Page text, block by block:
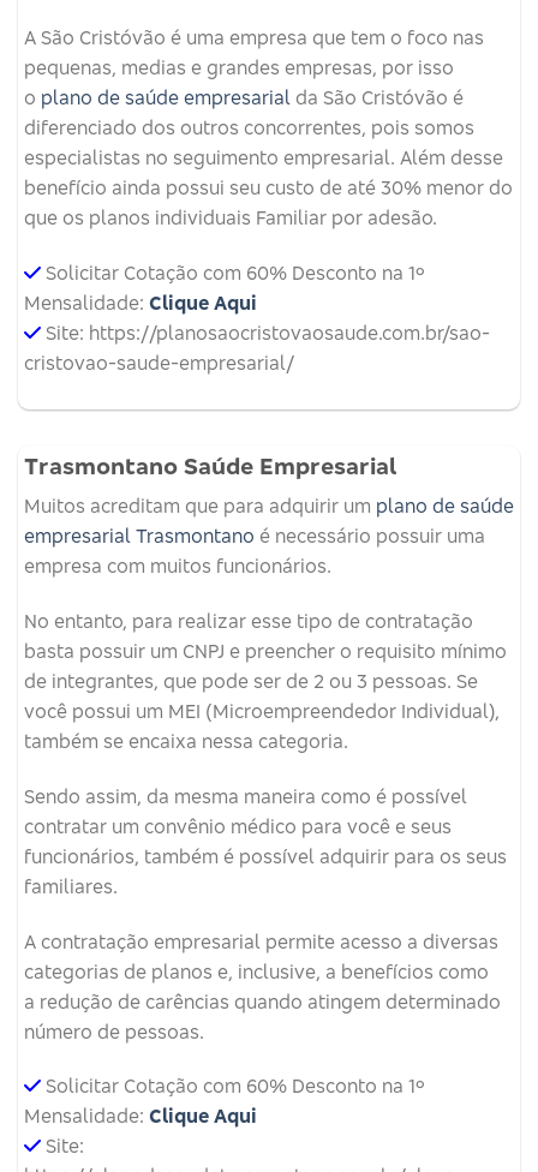
A São Cristóvão é uma empresa que tem o foco nas
pequenas, medias e grandes empresas, por isso
o plano de saúde empresarial da São Cristóvão é
diferenciado dos outros concorrentes, pois somos
especialistas no seguimento empresarial. Além desse
benefício ainda possui seu custo de até 30% menor do
que os planos individuais Familiar por adesão.
Solicitar Cotação com 60% Desconto na 1º
Mensalidade: Clique Aqui
Site: https://planosaocristovaosaude.com.br/sao-
cristovao-saude-empresarial/
Trasmontano Saúde Empresarial
Muitos acreditam que para adquirir um plano de saúde
empresarial Trasmontano é necessário possuir uma
empresa com muitos funcionários.
No entanto, para realizar esse tipo de contratação
basta possuir um CNPJ e preencher o requisito mínimo
de integrantes, que pode ser de 2 ou 3 pessoas. Se
você possui um MEI (Microempreendedor Individual),
também se encaixa nessa categoria.
Sendo assim, da mesma maneira como é possível
contratar um convênio médico para você e seus
funcionários, também é possível adquirir para os seus
familiares.
A contratação empresarial permite acesso a diversas
categorias de planos e, inclusive, a benefícios como
a redução de carências quando atingem determinado
número de pessoas.
Solicitar Cotação com 60% Desconto na 1º
Mensalidade: Clique Aqui
Site: